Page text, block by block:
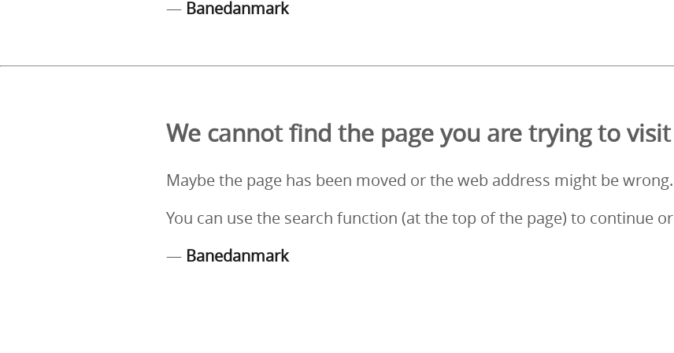
— Banedanmark
We cannot find the page you are trying to visit
Maybe the page has been moved or the web address might be wrong.
You can use the search function (at the top of the page) to continue or
— Banedanmark